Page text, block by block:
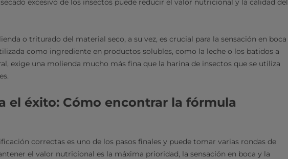
excesivo de los insectos puede reducir el valor nutricional y la calidad del
o triturado del material seco, a su vez, es crucial para la sensación en boca
como ingrediente en productos solubles, como la leche o los batidos a
exige una molienda mucho más fina que la harina de insectos que se utiliza
el éxito: Cómo encontrar la fórmula
correctas es uno de los pasos finales y puede tomar varias rondas de
el valor nutricional es la máxima prioridad, la sensación en boca y la